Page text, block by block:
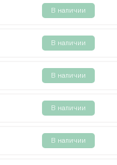
В наличии
В наличии
В наличии
В наличии
В наличии